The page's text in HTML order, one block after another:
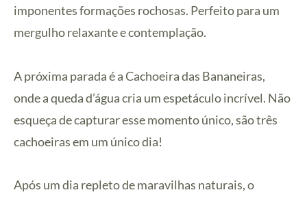
imponentes formações rochosas. Perfeito para um
mergulho relaxante e contemplação.
A próxima parada é a Cachoeira das Bananeiras,
onde a queda d’água cria um espetáculo incrível. Não
esqueça de capturar esse momento único, são três
cachoeiras em um único dia!
Após um dia repleto de maravilhas naturais, o